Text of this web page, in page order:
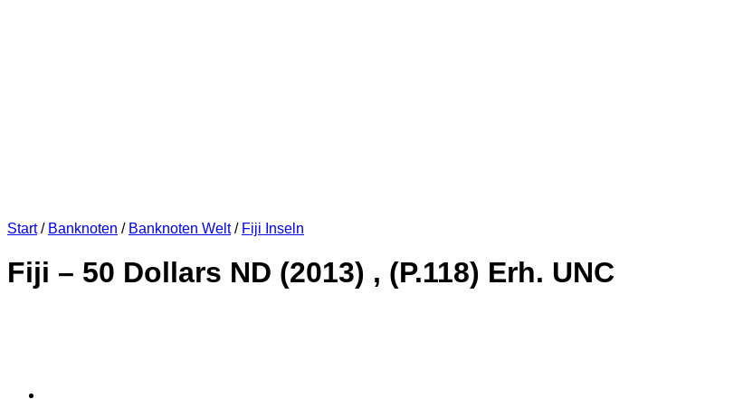
Start / Banknoten / Banknoten Welt / Fiji Inseln
Fiji – 50 Dollars ND (2013) , (P.118) Erh. UNC